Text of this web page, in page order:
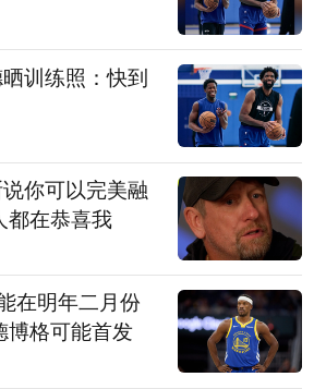
训练照：快到
你可以完美融
都在恭喜我
在明年二月份
博格可能首发